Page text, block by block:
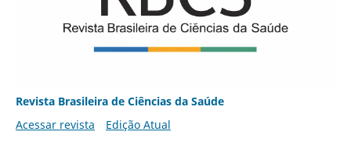
Revista Brasileira de Ciências da Saúde
Acessar revista
Edição Atual